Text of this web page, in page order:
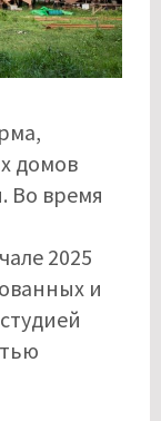
домов
Во время
2025
и